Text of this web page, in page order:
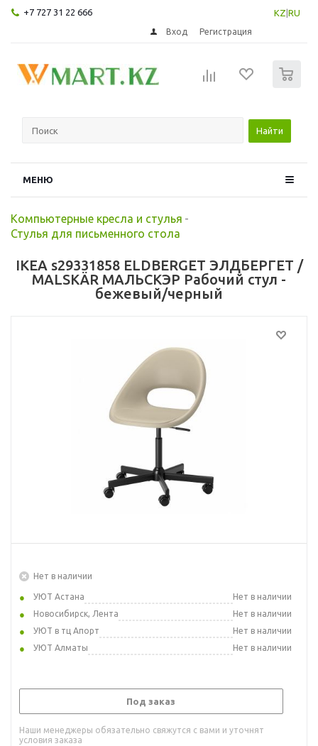
+7 727 31 22 666 KZ RU
Вход Регистрация
Найти
МЕНЮ
Компьютерные кресла и стулья -
Стулья для письменного стола
IKEA s29331858 ELDBERGET ЭЛДБЕРГЕТ /
MALSKÄR МАЛЬСКЭР Рабочий стул -
бежевый/черный
Нет в наличии
УЮТ Астана
Нет в наличии
Новосибирск, Лента
Нет в наличии
УЮТ в тц Апорт
Нет в наличии
УЮТ Алматы
Нет в наличии
Под заказ
Наши менеджеры обязательно свяжутся с вами и уточнят
условия заказа